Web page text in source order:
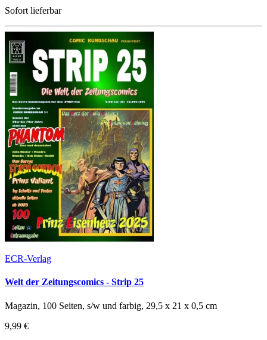
Sofort lieferbar
ECR-Verlag
Welt der Zeitungscomics - Strip 25
Magazin, 100 Seiten, s/w und farbig, 29,5 x 21 x 0,5 cm
9,99 €